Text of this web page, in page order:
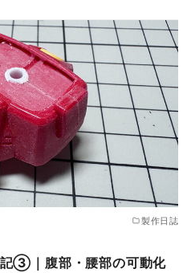
製作日誌
③｜腹部・腰部の可動化